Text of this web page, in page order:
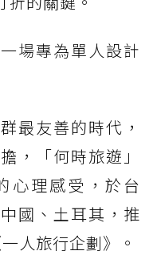
場專為單人設計
最友善的時代，
，「何時旅遊」
心理感受，於台
國、土耳其，推
人旅行企劃》。